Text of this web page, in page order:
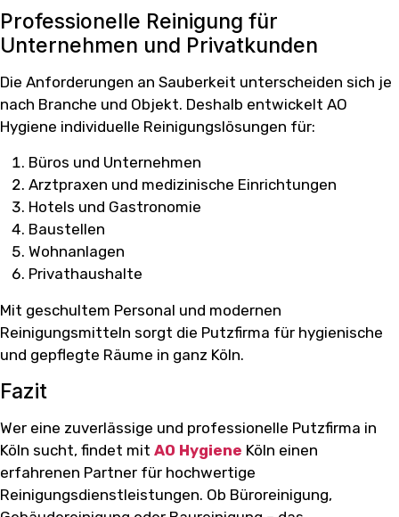
Professionelle Reinigung für
Unternehmen und Privatkunden
Die Anforderungen an Sauberkeit unterscheiden sich je
nach Branche und Objekt. Deshalb entwickelt AO
Hygiene individuelle Reinigungslösungen für:
Büros und Unternehmen
Arztpraxen und medizinische Einrichtungen
Hotels und Gastronomie
Baustellen
Wohnanlagen
Privathaushalte
Mit geschultem Personal und modernen
Reinigungsmitteln sorgt die Putzfirma für hygienische
und gepflegte Räume in ganz Köln.
Fazit
Wer eine zuverlässige und professionelle Putzfirma in
Köln sucht, findet mit AO Hygiene Köln einen
erfahrenen Partner für hochwertige
Reinigungsdienstleistungen. Ob Büroreinigung,